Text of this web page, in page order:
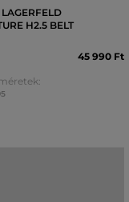
H2.5 BELT
45 990 Ft